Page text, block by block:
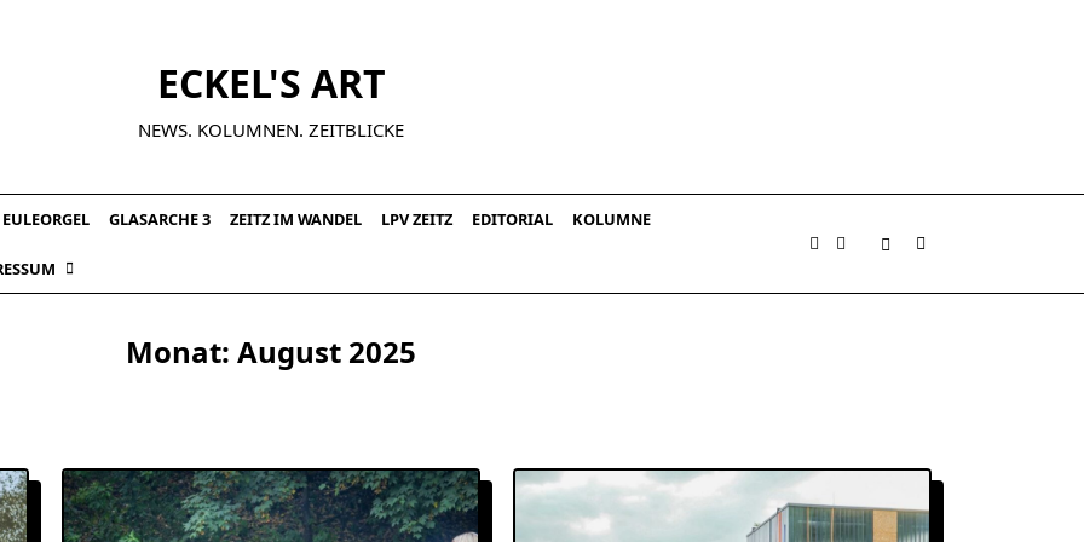
ECKEL'S ART
NEWS. KOLUMNEN. ZEITBLICKE
EULEORGEL GLASARCHE 3 ZEITZ IM WANDEL LPV ZEITZ EDITORIAL KOLUMNE
Monat: August 2025